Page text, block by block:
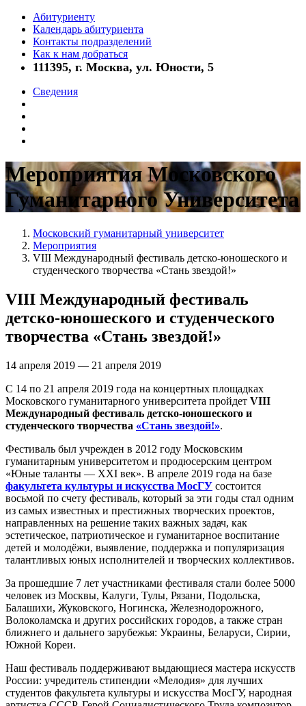
Абитуриенту
Календарь абитуриента
Контакты подразделений
Как к нам добраться
111395, г. Москва, ул. Юности, 5
Сведения
Мероприятия Московского
Гуманитарного Университета
Московский гуманитарный университет
Мероприятия
VIII Международный фестиваль детско-юношеского и
студенческого творчества «Стань звездой!»
VIII Международный фестиваль
детско-юношеского и студенческого
творчества «Стань звездой!»
14 апреля 2019 — 21 апреля 2019
С 14 по 21 апреля 2019 года на концертных площадках
Московского гуманитарного университета пройдет VIII
Международный фестиваль детско-юношеского и
студенческого творчества «Стань звездой!».
Фестиваль был учрежден в 2012 году Московским
гуманитарным университетом и продюсерским центром
«Юные таланты — XXI век». В апреле 2019 года на базе
факультета культуры и искусства МосГУ состоится
восьмой по счету фестиваль, который за эти годы стал одним
из самых известных и престижных творческих проектов,
направленных на решение таких важных задач, как
эстетическое, патриотическое и гуманитарное воспитание
детей и молодёжи, выявление, поддержка и популяризация
талантливых юных исполнителей и творческих коллективов.
За прошедшие 7 лет участниками фестиваля стали более 5000
человек из Москвы, Калуги, Тулы, Рязани, Подольска,
Балашихи, Жуковского, Ногинска, Железнодорожного,
Волоколамска и других российских городов, а также стран
ближнего и дальнего зарубежья: Украины, Беларуси, Сирии,
Южной Кореи.
Наш фестиваль поддерживают выдающиеся мастера искусств
России: учредитель стипендии «Мелодия» для лучших
студентов факультета культуры и искусства МосГУ, народная